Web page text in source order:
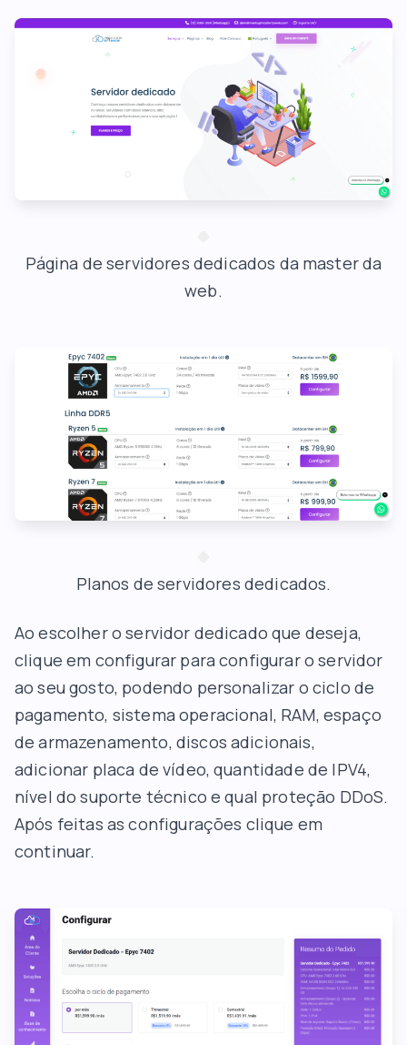
Página de servidores dedicados da master da
web.
Planos de servidores dedicados.
Ao escolher o servidor dedicado que deseja,
clique em configurar para configurar o servidor
ao seu gosto, podendo personalizar o ciclo de
pagamento, sistema operacional, RAM, espaço
de armazenamento, discos adicionais,
adicionar placa de vídeo, quantidade de IPV4,
nível do suporte técnico e qual proteção DDoS.
Após feitas as configurações clique em
continuar.